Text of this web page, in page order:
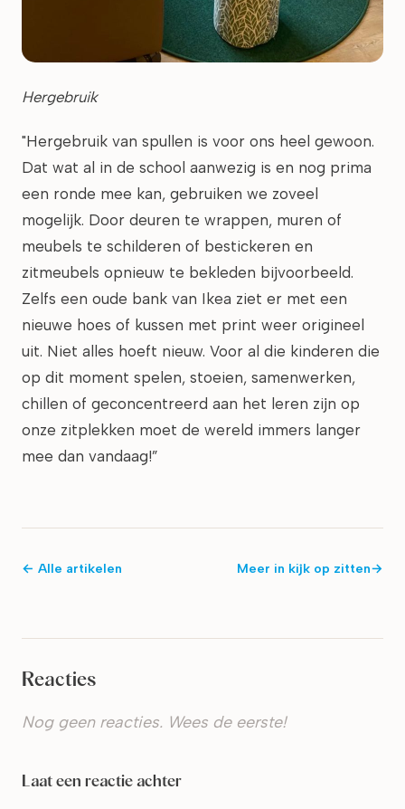
Hergebruik
"Hergebruik van spullen is voor ons heel gewoon.
Dat wat al in de school aanwezig is en nog prima
een ronde mee kan, gebruiken we zoveel
mogelijk. Door deuren te wrappen, muren of
meubels te schilderen of bestickeren en
zitmeubels opnieuw te bekleden bijvoorbeeld.
Zelfs een oude bank van Ikea ziet er met een
nieuwe hoes of kussen met print weer origineel
uit. Niet alles hoeft nieuw. Voor al die kinderen die
op dit moment spelen, stoeien, samenwerken,
chillen of geconcentreerd aan het leren zijn op
onze zitplekken moet de wereld immers langer
mee dan vandaag!”
← Alle artikelen Meer in kijk op zitten→
Reacties
Nog geen reacties. Wees de eerste!
Laat een reactie achter